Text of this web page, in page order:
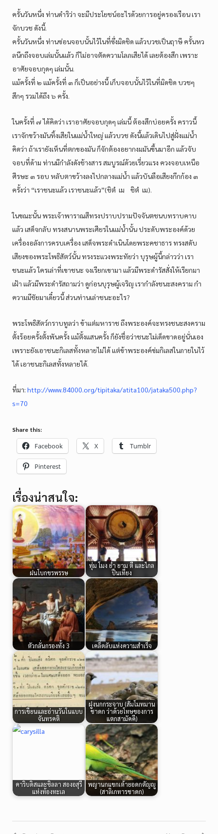
ครั้นวันหนึ่ง ท่านดำริว่า จะมีประโยชน์อะไรด้วยการอยู่ครองเรือน เรา
จักบวช ดังนี้.
ครั้นวันหนึ่ง ท่านซ่อนจอบนั้นไว้ในที่ซึ่งมิดชิด แล้วบวชเป็นฤาษี ครั้นหว
ลนึกถึงจอบเล่มนั้นแล้ว ก็ไม่อาจตัดความโลภเสียได้ เลยต้องสึก เพราะ
อาศัยจอบกุดๆ เล่มนั้น.
แม้ครั้งที่ ๒ แม้ครั้งที่ ๓ ก็เป็นอย่างนี้ เก็บจอบนั้นไว้ในที่มิดชิด บวชๆ
สึกๆ รวมได้ถึง ๖ ครั้ง.
ในครั้งที่ ๗ ได้คิดว่า เราอาศัยจอบกุดๆ เล่มนี้ ต้องสึกบ่อยครั้ง คราวนี้
เราจักขว้างมันทิ้งเสียในแม่น้ำใหญ่ แล้วบวช ดังนี้แล้วเดินไปสู่ฝั่งแม่น้ำ
คิดว่า ถ้าเรายังเห็นที่ตกของมัน ก็จักต้องอยากงมมันขึ้นมาอีก แล้วจับ
จอบที่ด้าม ท่านมีกำลังดังช้างสาร สมบูรณ์ด้วยเรี่ยวแรง ควงจอบเหนือ
ศีรษะ ๓ รอบ หลับตาขว้างลงไปกลางแม่น้ำ แล้วบันลือเสียงกึกก้อง ๓
ครั้งว่า “เราชนะแล้ว เราชนะแล้ว”(ชิตํ เม ชิตํ เม).
ในขณะนั้น พระเจ้าพาราณสีทรงปราบปรามปัจจันตชนบทราบคาบ
แล้ว เสด็จกลับ ทรงสนานพระเศียรในแม่น้ำนั้น ประดับพระองค์ด้วย
เครื่องอลังการครบเครื่อง เสด็จพระดำเนินโดยพระคชาธาร ทรงสดับ
เสียงของพระโพธิสัตว์นั้น ทรงระแวงพระทัยว่า บุรุษผู้นี้กล่าวว่า เรา
ชนะแล้ว ใครเล่าที่เขาชนะ จงเรียกเขามา แล้วมีพระดำรัสสั่งให้เรียกมา
เฝ้า แล้วมีพระดำรัสถามว่า ดูก่อนบุรุษผู้เจริญ เรากำลังชนะสงคราม กำ
ความมีชัยมาเดี๋ยวนี้ ส่วนท่านเล่าชนะอะไร?
พระโพธิสัตว์กราบทูลว่า ข้าแต่มหาราช ถึงพระองค์จะทรงชนะสงคราม
ตั้งร้อยครั้งตั้งพันครั้ง แม้ตั้งแสนครั้ง ก็ยังชื่อว่าชนะไม่เด็ดขาดอยู่นั่นเอง
เพราะยังเอาชนะกิเลสทั้งหลายไม่ได้ แต่ข้าพระองค์ข่มกิเลสในภายในไว้
ได้ เอาชนะกิเลสทั้งหลายได้.
ที่มา: http://www.84000.org/tipitaka/atita100/jataka500.php?
s=70
Share this:
Facebook X Tumblr
Pinterest
เรื่องน่าสนใจ:
ฝนโบกขรพรรษ
ทุ่ม โมง ย่ำ ยาม ตี และไกล
ปืนเที่ยง
ตัวกลั่นกรองทั้ง 3 เคล็ดลับแห่งความสำเร็จ
การเขียนและอ่านวันในแบบ
จันทรคติ
ฝูงนกกระจาบ (สัมโมทมาน
ชาดก ว่าด้วยโทษของการ
แตกสามัคคี)
คาริบดิสและซิลลา สองอสุรี
แห่งท้องทะเล
พญานกแขกเต้ายอดกตัญญู
(สาลิเกทารชาดก)